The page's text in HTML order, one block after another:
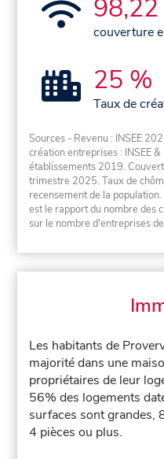
couverture
25 %
Taux de
Sources - Revenu : INSEE
création entreprises : INSEE
établissements 2019.
trimestre 2025. Taux de
recensement de la
est le rapport du nombre des
sur le nombre d'entreprises
Les habitants de
majorité dans une
propriétaires de leur
56% des logements
surfaces sont grandes,
4 pièces ou plus.